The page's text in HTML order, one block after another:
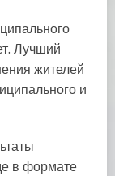
Лучший
жителей
и
в формате